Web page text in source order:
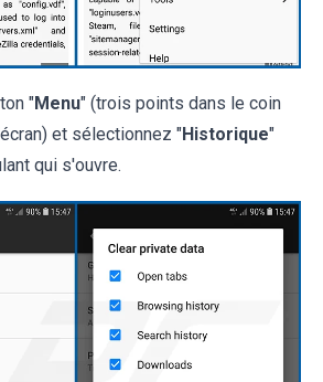
"Menu" (trois points dans le coin
et sélectionnez "Historique"
qui s'ouvre.